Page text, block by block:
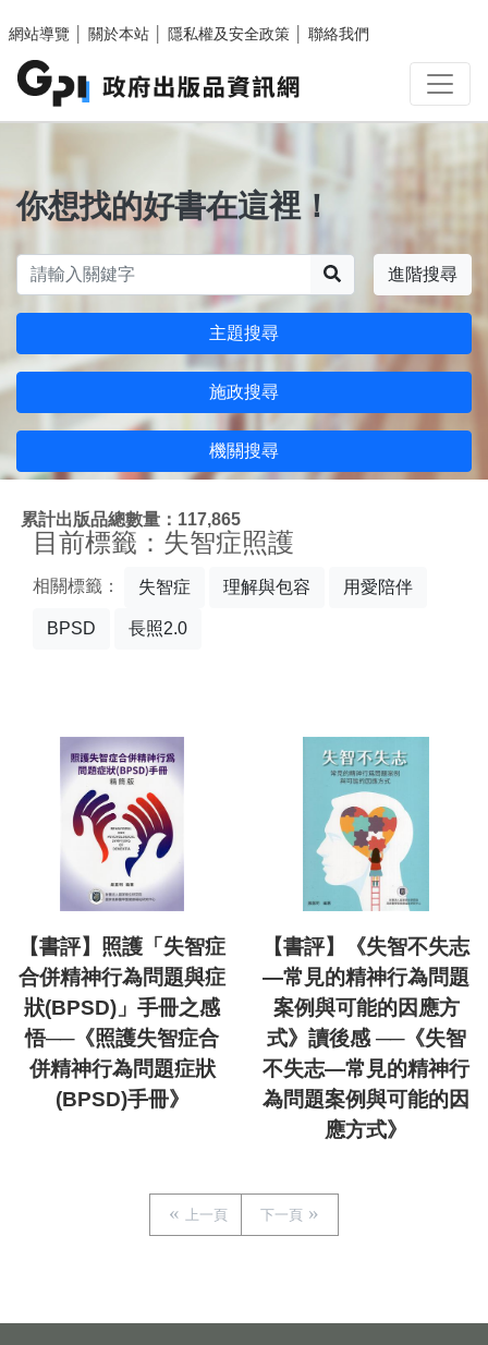
網站導覽
關於本站 隱私權及安全政策 聯絡我們
你想找的好書在這裡！
進階搜尋
主題搜尋
施政搜尋
機關搜尋
累計出版品總數量：117,865
目前標籤：失智症照護
相關標籤： 失智症 理解與包容 用愛陪伴
BPSD 長照2.0
【書評】照護「失智症
合併精神行為問題與症
狀(BPSD)」手冊之感
悟──《照護失智症合
併精神行為問題症狀
(BPSD)手冊》
【書評】《失智不失志
—常見的精神行為問題
案例與可能的因應方
式》讀後感 ──《失智
不失志—常見的精神行
為問題案例與可能的因
應方式》
上一頁 下一頁